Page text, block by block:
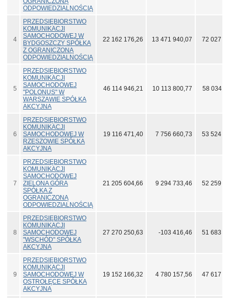
ODPOWIEDZIALNOŚCIĄ
4
PRZEDSIĘBIORSTWO
KOMUNIKACJI
SAMOCHODOWEJ W
BYDGOSZCZY SPÓŁKA
Z OGRANICZONĄ
ODPOWIEDZIALNOŚCIĄ
22 162 176,26 13 471 940,07 72 027
5
PRZEDSIĘBIORSTWO
KOMUNIKACJI
SAMOCHODOWEJ
"POLONUS" W
WARSZAWIE SPÓŁKA
AKCYJNA
46 114 946,21 10 113 800,77 58 034
6
PRZEDSIĘBIORSTWO
KOMUNIKACJI
SAMOCHODOWEJ W
RZESZOWIE SPÓŁKA
AKCYJNA
19 116 471,40 7 756 660,73 53 524
7
PRZEDSIĘBIORSTWO
KOMUNIKACJI
SAMOCHODOWEJ
ZIELONA GÓRA
SPÓŁKA Z
OGRANICZONĄ
ODPOWIEDZIALNOŚCIĄ
21 205 604,66 9 294 733,46 52 259
8
PRZEDSIĘBIORSTWO
KOMUNIKACJI
SAMOCHODOWEJ
"WSCHÓD" SPÓŁKA
AKCYJNA
27 270 250,63 -103 416,46 51 683
9
PRZEDSIĘBIORSTWO
KOMUNIKACJI
SAMOCHODOWEJ W
OSTROŁĘCE SPÓŁKA
AKCYJNA
19 152 166,32 4 780 157,56 47 617